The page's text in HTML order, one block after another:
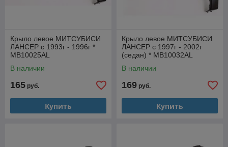
Крыло левое МИТСУБИСИ
ЛАНСЕР с 1993г - 1996г *
MB10025AL
В наличии
165 руб.
Купить
Крыло левое МИТСУБИСИ
ЛАНСЕР с 1997г - 2002г
(седан) * MB10032AL
В наличии
169 руб.
Купить